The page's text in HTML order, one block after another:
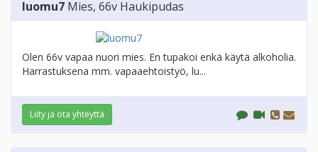
luomu7 Mies, 66v Haukipudas
Olen 66v vapaa nuori mies. En tupakoi enkä käytä alkoholia.
Harrastuksena mm. vapaaehtoistyö, lu...
Liity ja ota yhteyttä